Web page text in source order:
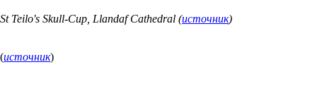
St Teilo's Skull-Cup, Llandaf Cathedral (источник)
(источник)